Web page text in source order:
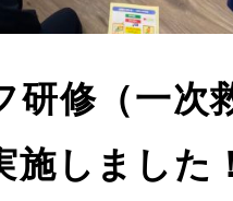
研修（一次
施しました